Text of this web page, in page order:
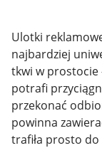
Ulotki
najbardziej
tkwi w prostocie
potrafi
przekonać
powinna
trafiła prosto do